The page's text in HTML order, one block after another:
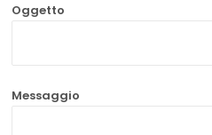
Oggetto
Messaggio